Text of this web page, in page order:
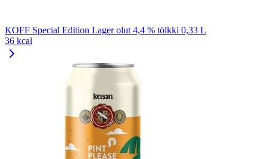
KOFF Special Edition Lager olut 4,4 % tölkki 0,33 L
36 kcal